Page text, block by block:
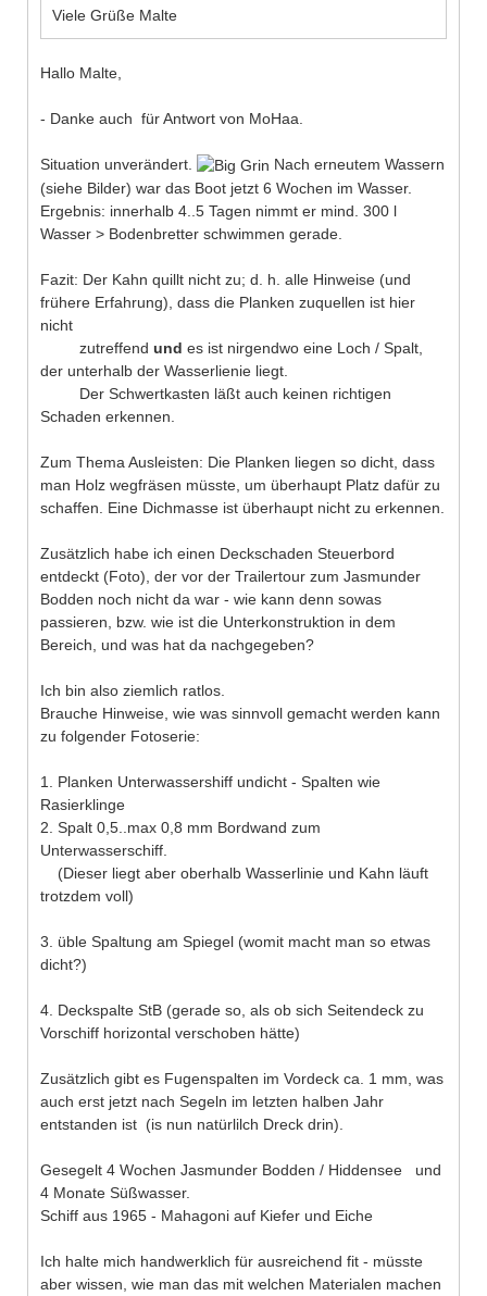
Viele Grüße Malte
Hallo Malte,
- Danke auch für Antwort von MoHaa.
Situation unverändert.
Nach erneutem Wassern
(siehe Bilder) war das Boot jetzt 6 Wochen im Wasser.
Ergebnis: innerhalb 4..5 Tagen nimmt er mind. 300 l
Wasser > Bodenbretter schwimmen gerade.
Fazit: Der Kahn quillt nicht zu; d. h. alle Hinweise (und
frühere Erfahrung), dass die Planken zuquellen ist hier
nicht
zutreffend und es ist nirgendwo eine Loch / Spalt,
der unterhalb der Wasserlienie liegt.
Der Schwertkasten läßt auch keinen richtigen
Schaden erkennen.
Zum Thema Ausleisten: Die Planken liegen so dicht, dass
man Holz wegfräsen müsste, um überhaupt Platz dafür zu
schaffen. Eine Dichmasse ist überhaupt nicht zu erkennen.
Zusätzlich habe ich einen Deckschaden Steuerbord
entdeckt (Foto), der vor der Trailertour zum Jasmunder
Bodden noch nicht da war - wie kann denn sowas
passieren, bzw. wie ist die Unterkonstruktion in dem
Bereich, und was hat da nachgegeben?
Ich bin also ziemlich ratlos.
Brauche Hinweise, wie was sinnvoll gemacht werden kann
zu folgender Fotoserie:
1. Planken Unterwassershiff undicht - Spalten wie
Rasierklinge
2. Spalt 0,5..max 0,8 mm Bordwand zum
Unterwasserschiff.
(Dieser liegt aber oberhalb Wasserlinie und Kahn läuft
trotzdem voll)
3. üble Spaltung am Spiegel (womit macht man so etwas
dicht?)
4. Deckspalte StB (gerade so, als ob sich Seitendeck zu
Vorschiff horizontal verschoben hätte)
Zusätzlich gibt es Fugenspalten im Vordeck ca. 1 mm, was
auch erst jetzt nach Segeln im letzten halben Jahr
entstanden ist (is nun natürlilch Dreck drin).
Gesegelt 4 Wochen Jasmunder Bodden / Hiddensee und
4 Monate Süßwasser.
Schiff aus 1965 - Mahagoni auf Kiefer und Eiche
Ich halte mich handwerklich für ausreichend fit - müsste
aber wissen, wie man das mit welchen Materialen machen